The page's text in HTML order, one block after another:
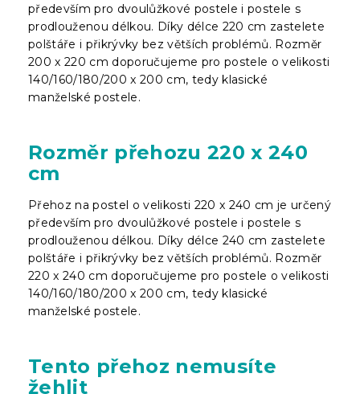
především pro dvoulůžkové postele i postele s
prodlouženou délkou. Díky délce 220 cm zastelete
polštáře i přikrývky bez větších problémů. Rozměr
200 x 220 cm doporučujeme pro postele o velikosti
140/160/180/200 x 200 cm, tedy klasické
manželské postele.
Rozměr přehozu 220 x 240
cm
Přehoz na postel o velikosti 220 x 240 cm je určený
především pro dvoulůžkové postele i postele s
prodlouženou délkou. Díky délce 240 cm zastelete
polštáře i přikrývky bez větších problémů. Rozměr
220 x 240 cm doporučujeme pro postele o velikosti
140/160/180/200 x 200 cm, tedy klasické
manželské postele.
Tento přehoz nemusíte
žehlit